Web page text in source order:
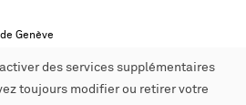
Genève
des services supplémentaires
toujours modifier ou retirer votre